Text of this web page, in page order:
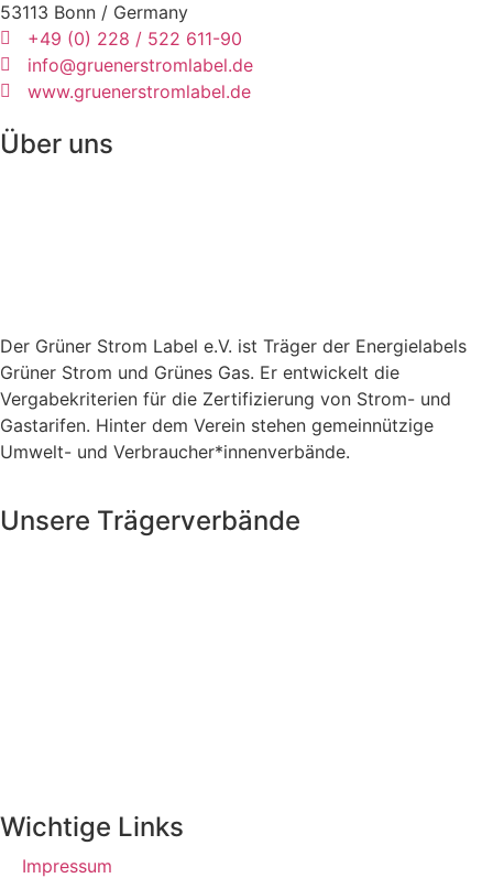
53113 Bonn / Germany
+49 (0) 228 / 522 611-90
info@gruenerstromlabel.de
www.gruenerstromlabel.de
Über uns
Der Grüner Strom Label e.V. ist Träger der Energielabels
Grüner Strom und Grünes Gas. Er entwickelt die
Vergabekriterien für die Zertifizierung von Strom- und
Gastarifen. Hinter dem Verein stehen gemeinnützige
Umwelt- und Verbraucher*innenverbände.
Unsere Trägerverbände
Wichtige Links
Impressum